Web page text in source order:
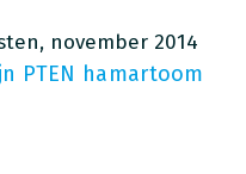
november 2014
PTEN hamartoom